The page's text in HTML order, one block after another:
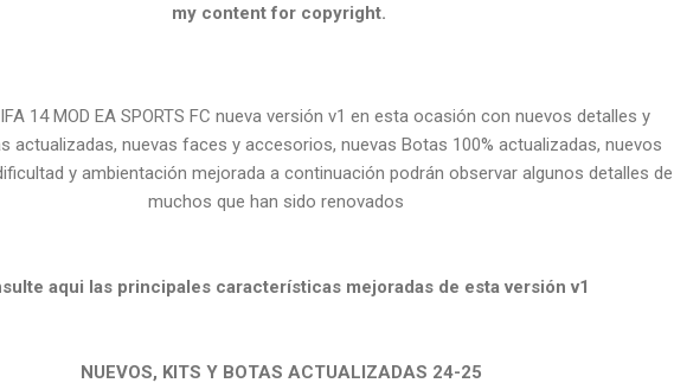
my content for copyright.
14 MOD EA SPORTS FC nueva versión v1 en esta ocasión con nuevos detalles y
actualizadas, nuevas faces y accesorios, nuevas Botas 100% actualizadas, nuevos
y ambientación mejorada a continuación podrán observar algunos detalles de
muchos que han sido renovados
aqui las principales características mejoradas de esta versión v1
NUEVOS, KITS Y BOTAS ACTUALIZADAS 24-25